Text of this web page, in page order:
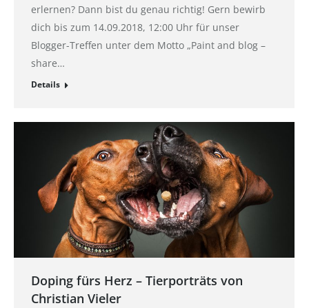
erlernen? Dann bist du genau richtig! Gern bewirb
dich bis zum 14.09.2018, 12:00 Uhr für unser
Blogger-Treffen unter dem Motto „Paint and blog –
share…
Details
Doping fürs Herz – Tierporträts von
Christian Vieler